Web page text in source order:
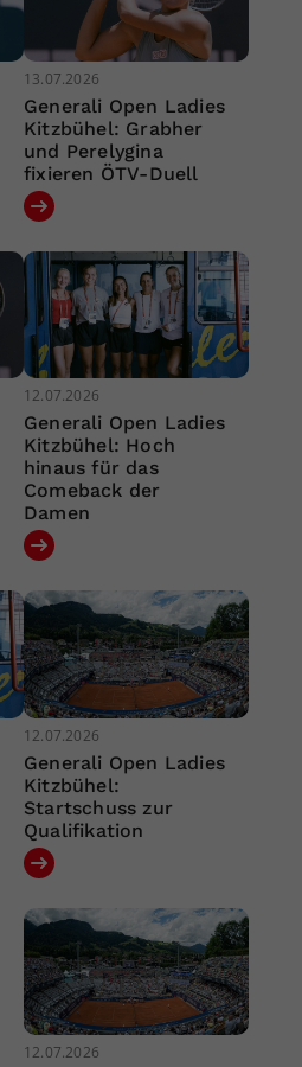
13.07.2026
Generali Open Ladies
Kitzbühel: Grabher
und Perelygina
fixieren ÖTV-Duell
12.07.2026
Generali Open Ladies
Kitzbühel: Hoch
hinaus für das
Comeback der
Damen
12.07.2026
Generali Open Ladies
Kitzbühel:
Startschuss zur
Qualifikation
12.07.2026